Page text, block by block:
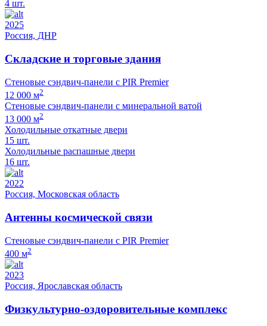
4 шт.
2025
Россия, ДНР
Складские и торговые здания
Стеновые сэндвич-панели с PIR Premier
12 000 м2
Стеновые сэндвич-панели с минеральной ватой
13 000 м2
Холодильные откатные двери
15 шт.
Холодильные распашные двери
16 шт.
2022
Россия, Московская область
Антенны космической связи
Стеновые сэндвич-панели с PIR Premier
400 м2
2023
Россия, Ярославская область
Физкультурно-оздоровительные комплекс